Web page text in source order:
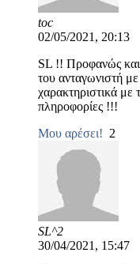
toc
02/05/2021, 20:13
SL !! Προφανώς και
του ανταγωνιστή
χαρακτηριστικά με
πληροφορίες !!!
Μου αρέσει! 2
SL^2
30/04/2021, 15:47